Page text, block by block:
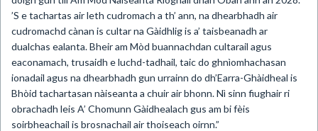
’S e tachartas air leth cudromach a th’ ann, na dhearbhadh air
cudromachd cànan is cultar na Gàidhlig is a’ taisbeanadh ar
dualchas ealanta. Bheir am Mòd buannachdan cultarail agus
eaconamach, trusaidh e luchd-tadhail, taic do ghnìomhachasan
ionadail agus na dhearbhadh gun urrainn do dh’Earra-Ghàidheal is
Bhòid tachartasan nàiseanta a chuir air bhonn. Nì sinn fiughair ri
obrachadh leis A’ Chomunn Gàidhealach gus am bi fèis
soirbheachail is brosnachail air thoiseach oirnn.”